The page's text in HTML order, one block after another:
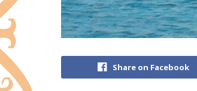
Share on Facebook